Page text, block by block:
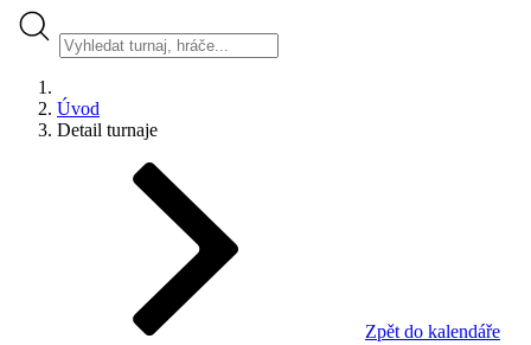
Úvod
Detail turnaje
Zpět do kalendáře